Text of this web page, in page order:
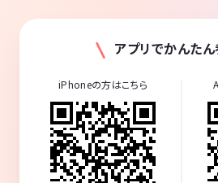
アプリでかんたん
iPhoneの方はこちら